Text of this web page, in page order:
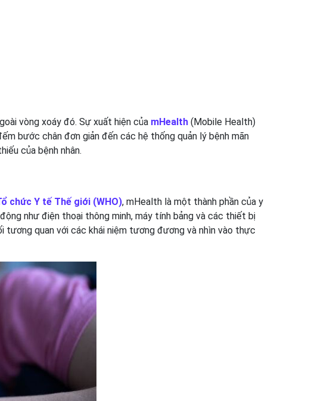
vòng xoáy đó. Sự xuất hiện của mHealth (Mobile Health)
bước chân đơn giản đến các hệ thống quản lý bệnh mãn
của bệnh nhân.
chức Y tế Thế giới (WHO), mHealth là một thành phần của y
như điện thoại thông minh, máy tính bảng và các thiết bị
quan với các khái niệm tương đương và nhìn vào thực